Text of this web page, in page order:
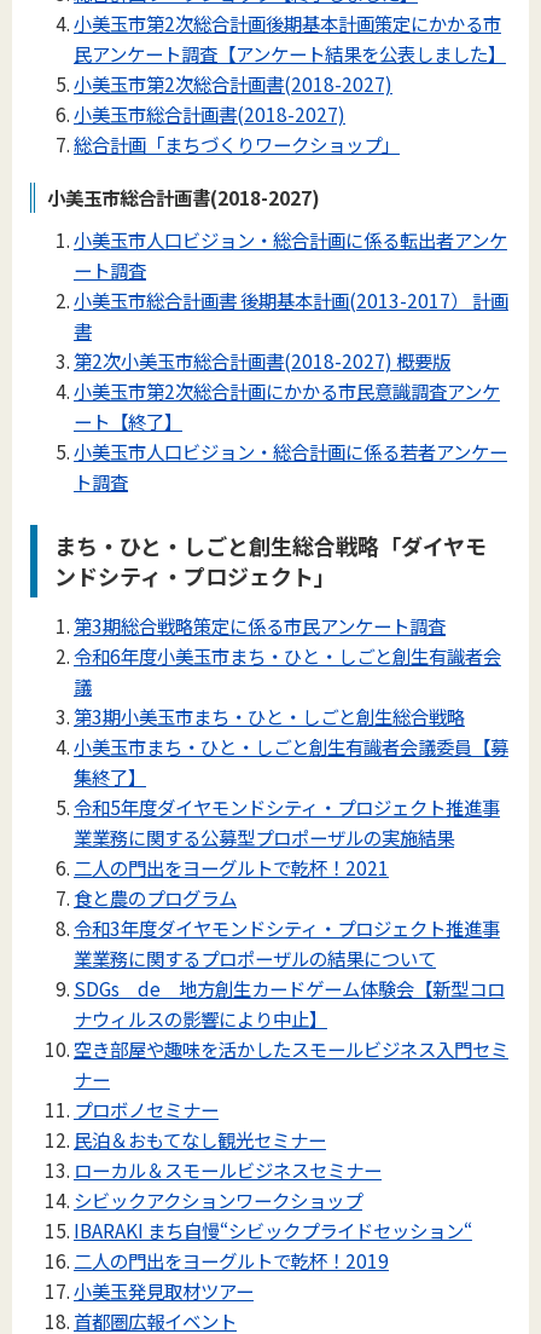
小美玉市第2次総合計画後期基本計画策定にかかる市
民アンケート調査【アンケート結果を公表しました】
小美玉市第2次総合計画書(2018-2027)
小美玉市総合計画書(2018-2027)
総合計画「まちづくりワークショップ」
小美玉市総合計画書(2018-2027)
小美玉市人口ビジョン・総合計画に係る転出者アンケ
ート調査
小美玉市総合計画書 後期基本計画(2013-2017） 計画
書
第2次小美玉市総合計画書(2018-2027) 概要版
小美玉市第2次総合計画にかかる市民意識調査アンケ
ート【終了】
小美玉市人口ビジョン・総合計画に係る若者アンケー
ト調査
まち・ひと・しごと創生総合戦略「ダイヤモ
ンドシティ・プロジェクト」
第3期総合戦略策定に係る市民アンケート調査
令和6年度小美玉市まち・ひと・しごと創生有識者会
議
第3期小美玉市まち・ひと・しごと創生総合戦略
小美玉市まち・ひと・しごと創生有識者会議委員【募
集終了】
令和5年度ダイヤモンドシティ・プロジェクト推進事
業業務に関する公募型プロポーザルの実施結果
二人の門出をヨーグルトで乾杯！2021
食と農のプログラム
令和3年度ダイヤモンドシティ・プロジェクト推進事
業業務に関するプロポーザルの結果について
SDGs de 地方創生カードゲーム体験会【新型コロ
ナウィルスの影響により中止】
空き部屋や趣味を活かしたスモールビジネス入門セミ
ナー
プロボノセミナー
民泊＆おもてなし観光セミナー
ローカル＆スモールビジネスセミナー
シビックアクションワークショップ
IBARAKI まち自慢“シビックプライドセッション“
二人の門出をヨーグルトで乾杯！2019
小美玉発見取材ツアー
首都圏広報イベント